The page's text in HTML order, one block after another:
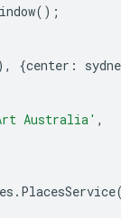
();
{center :
Art Australia' ,
. PlacesService